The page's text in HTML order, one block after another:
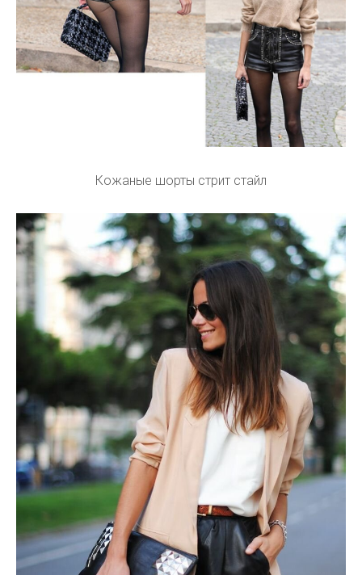
Кожаные шорты стрит стайл